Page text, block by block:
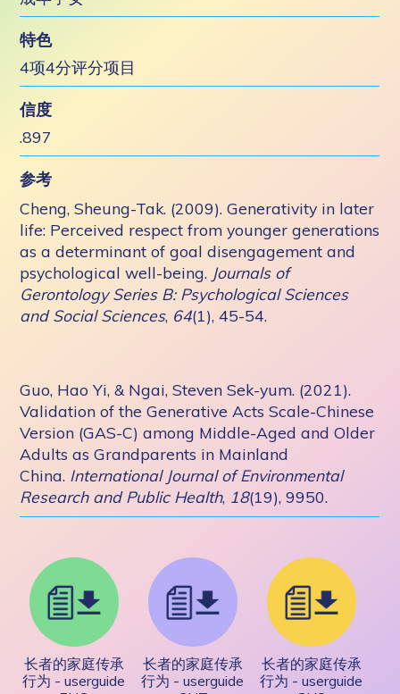
特色
4项4分评分项目
信度
.897
参考
Cheng, Sheung-Tak. (2009). Generativity in later
life: Perceived respect from younger generations
as a determinant of goal disengagement and
psychological well-being. Journals of
Gerontology Series B: Psychological Sciences
and Social Sciences, 64(1), 45-54.
Guo, Hao Yi, & Ngai, Steven Sek-yum. (2021).
Validation of the Generative Acts Scale-Chinese
Version (GAS-C) among Middle-Aged and Older
Adults as Grandparents in Mainland
China. International Journal of Environmental
Research and Public Health, 18(19), 9950.
长者的家庭传承
行为 - userguide
长者的家庭传承
行为 - userguide
长者的家庭传承
行为 - userguide